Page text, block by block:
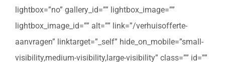
lightbox=”no” gallery_id=”” lightbox_image=””
lightbox_image_id=”” alt=”” link=”/verhuisofferte-
aanvragen” linktarget=”_self” hide_on_mobile=”small-
visibility,medium-visibility,large-visibility” class=”” id=””